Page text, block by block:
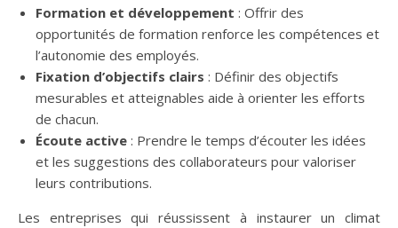
Formation et développement : Offrir des
opportunités de formation renforce les compétences et
l’autonomie des employés.
Fixation d’objectifs clairs : Définir des objectifs
mesurables et atteignables aide à orienter les efforts
de chacun.
Écoute active : Prendre le temps d’écouter les idées
et les suggestions des collaborateurs pour valoriser
leurs contributions.
Les entreprises qui réussissent à instaurer un climat